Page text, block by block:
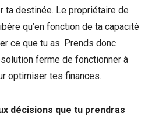
ta destinée. Le propriétaire de
qu’en fonction de ta capacité
ce que tu as. Prends donc
ferme de fonctionner à
optimiser tes finances.
décisions que tu prendras